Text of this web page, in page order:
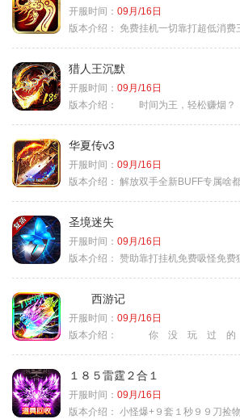
开服时间： 09月/16日
版本介绍： 免费挂机一切靠打超低消费
猎人王沉默
开服时间： 09月/16日
版本介绍：
时间为王，轻松赚烟
华夏传v3
开服时间： 09月/16日
版本介绍： 解放双手全新BUFF专属啥
圣境迷失
开服时间： 09月/16日
版本介绍： 赞助靠打挂机免费吸怪免费
西游记
开服时间： 09月/16日
版本介绍：
你 没 玩 过 的
１８５雷霆２合１
开服时间： 09月/16日
版本介绍： 小怪爆+９套１秒９９刀捡